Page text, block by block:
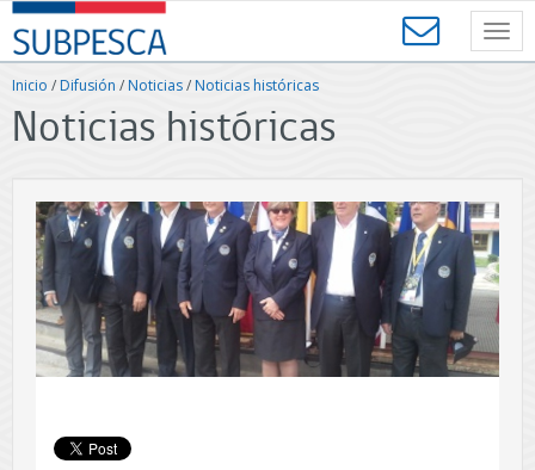
Contenido
principal
SUBPESCA
-
Subsecretaría
Pesca
y
Gobierno
de
Chile
Inicio /Difusión /Noticias/Noticias históricas
Noticias históricas